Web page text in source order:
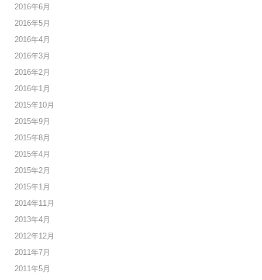
2016年6月
2016年5月
2016年4月
2016年3月
2016年2月
2016年1月
2015年10月
2015年9月
2015年8月
2015年4月
2015年2月
2015年1月
2014年11月
2013年4月
2012年12月
2011年7月
2011年5月